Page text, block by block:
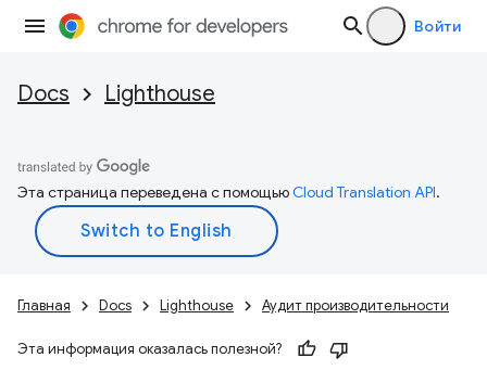
Войти
Docs Lighthouse
Эта страница переведена с помощьюCloud Translation API.
Главная Docs Lighthouse Аудит производительности
Эта информация оказалась полезной?